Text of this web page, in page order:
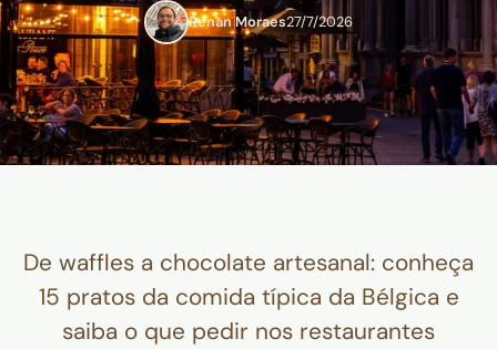
Renan Moraes27/7/2026
De waffles a chocolate artesanal: conheça
15 pratos da comida típica da Bélgica e
saiba o que pedir nos restaurantes